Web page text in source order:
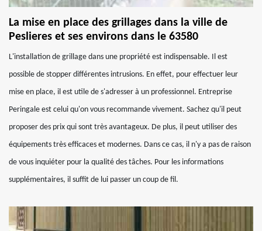
La mise en place des grillages dans la ville de
Peslieres et ses environs dans le 63580
L'installation de grillage dans une propriété est indispensable. Il est
possible de stopper différentes intrusions. En effet, pour effectuer leur
mise en place, il est utile de s'adresser à un professionnel. Entreprise
Peringale est celui qu'on vous recommande vivement. Sachez qu'il peut
proposer des prix qui sont très avantageux. De plus, il peut utiliser des
équipements très efficaces et modernes. Dans ce cas, il n'y a pas de raison
de vous inquiéter pour la qualité des tâches. Pour les informations
supplémentaires, il suffit de lui passer un coup de fil.